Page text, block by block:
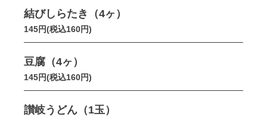
結びしらたき（4ヶ）
145円(税込160円)
豆腐（4ヶ）
145円(税込160円)
讃岐うどん（1玉）